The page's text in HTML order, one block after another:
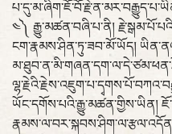
༤༽ རྒྱུ་མཚན་བཞི་པ་ནི།
ངག་རྣམས་ཤིན་ཏུ་ཟབ་མོ་ཡོད།
ཡོང་དགོས་པའི་རྒྱུ་མཚན་གྱིས་ཡིན།